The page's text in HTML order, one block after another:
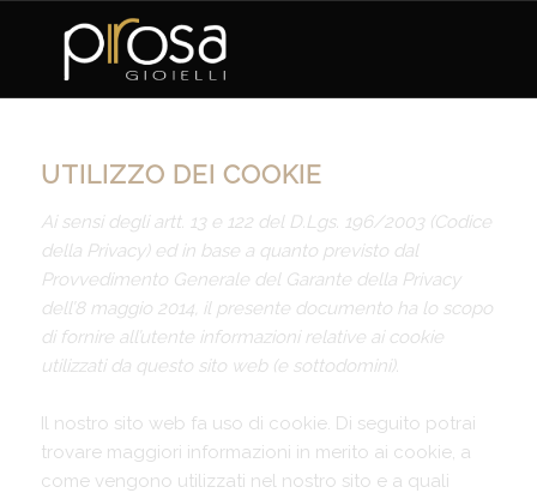
UTILIZZO DEI COOKIE
Ai sensi degli artt. 13 e 122 del D.Lgs. 196/2003 (Codice
della Privacy) ed in base a quanto previsto dal
Provvedimento Generale del Garante della Privacy
dell’8 maggio 2014, il presente documento ha lo scopo
di fornire all’utente informazioni relative ai cookie
utilizzati da questo sito web (e sottodomini).
Il nostro sito web fa uso di cookie. Di seguito potrai
trovare maggiori informazioni in merito ai cookie, a
come vengono utilizzati nel nostro sito e a quali